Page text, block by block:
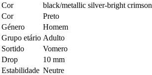
Cor
black/metallic silver-bright crimson
Cor
Preto
Género
Homem
Grupo etário Adulto
Sortido
Vomero
Drop
10 mm
Estabilidade Neutre